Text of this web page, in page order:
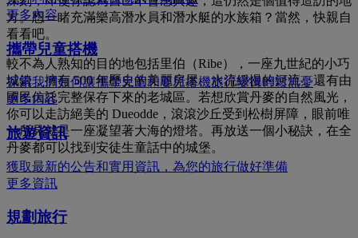
方。想一睹充滿樂高潛水員和潛水艇的水族箱？當然，快親自
看看吧。
較不為人熟知的目的地包括里伯（Ribe），一座九世紀的小巧
城鎮，擁有 500 年歷史的美麗房屋、水流緩慢的河流，還有由
國民信託完整保存下來的老城區。若想欣賞丹麥的自然風光，
你可以走訪絕美的 Dueodde，滾滾沙丘受到松樹屏障，眼前唯
一所見就是一座凝望著大海的燈塔。再放送一個小秘訣，在全
丹麥都可以找到安徒生童話中的城堡。
更多內容
攜帶兒童搭機
探索我們如何讓攜帶兒童和嬰兒搭機旅行變得輕鬆無憂
更多內容
旅遊資訊
獲取最新的公告和實用資訊，為您的旅行做好準備
更多資訊
規劃旅行